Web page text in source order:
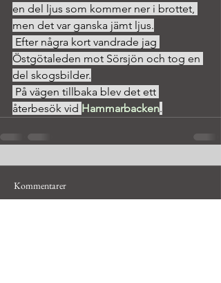
en del ljus som kommer ner i brottet,
men det var ganska jämt ljus.
Östgötaleden mot Sörsjön och tog en
del skogsbilder.
återbesök vid Hammarbacken.
Kommentarer